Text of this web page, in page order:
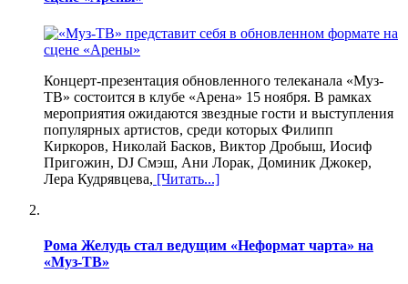
Концерт-презентация обновленного телеканала «Муз-
ТВ» состоится в клубе «Арена» 15 ноября. В рамках
мероприятия ожидаются звездные гости и выступления
популярных артистов, среди которых Филипп
Киркоров, Николай Басков, Виктор Дробыш, Иосиф
Пригожин, DJ Смэш, Ани Лорак, Доминик Джокер,
Лера Кудрявцева, [Читать...]
Рома Желудь стал ведущим «Неформат чарта» на
«Муз-ТВ»